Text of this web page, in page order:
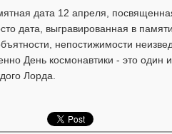
дата 12 апреля,
дата, выгравированная в
непостижимости
День космонавтики - это один
Лорда.